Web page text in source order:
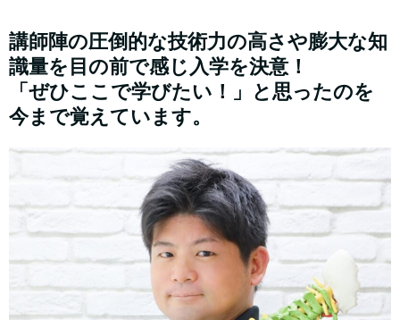
講師陣の圧倒的な技術力の高さや膨大な知
識量を目の前で感じ入学を決意！
「ぜひここで学びたい！」と思ったのを
今まで覚えています。